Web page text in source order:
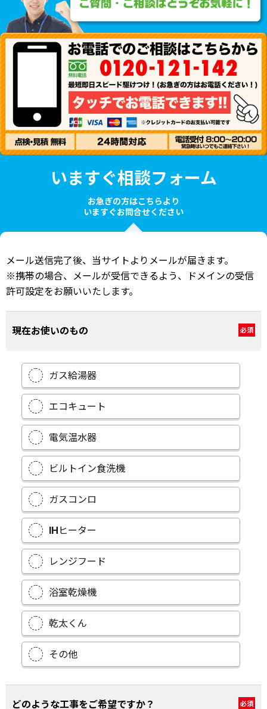
いますぐ相談フォーム
お急ぎの方はこちらより
いますぐお問合せください
メール送信完了後、当サイトよりメールが届きます。
※携帯の場合、メールが受信できるよう、ドメインの受信
許可設定をお願いいたします。
現在お使いのもの 必須
ガス給湯器
エコキュート
電気温水器
ビルトイン食洗機
ガスコンロ
IHヒーター
レンジフード
浴室乾燥機
乾太くん
その他
どのような工事をご希望ですか？ 必須